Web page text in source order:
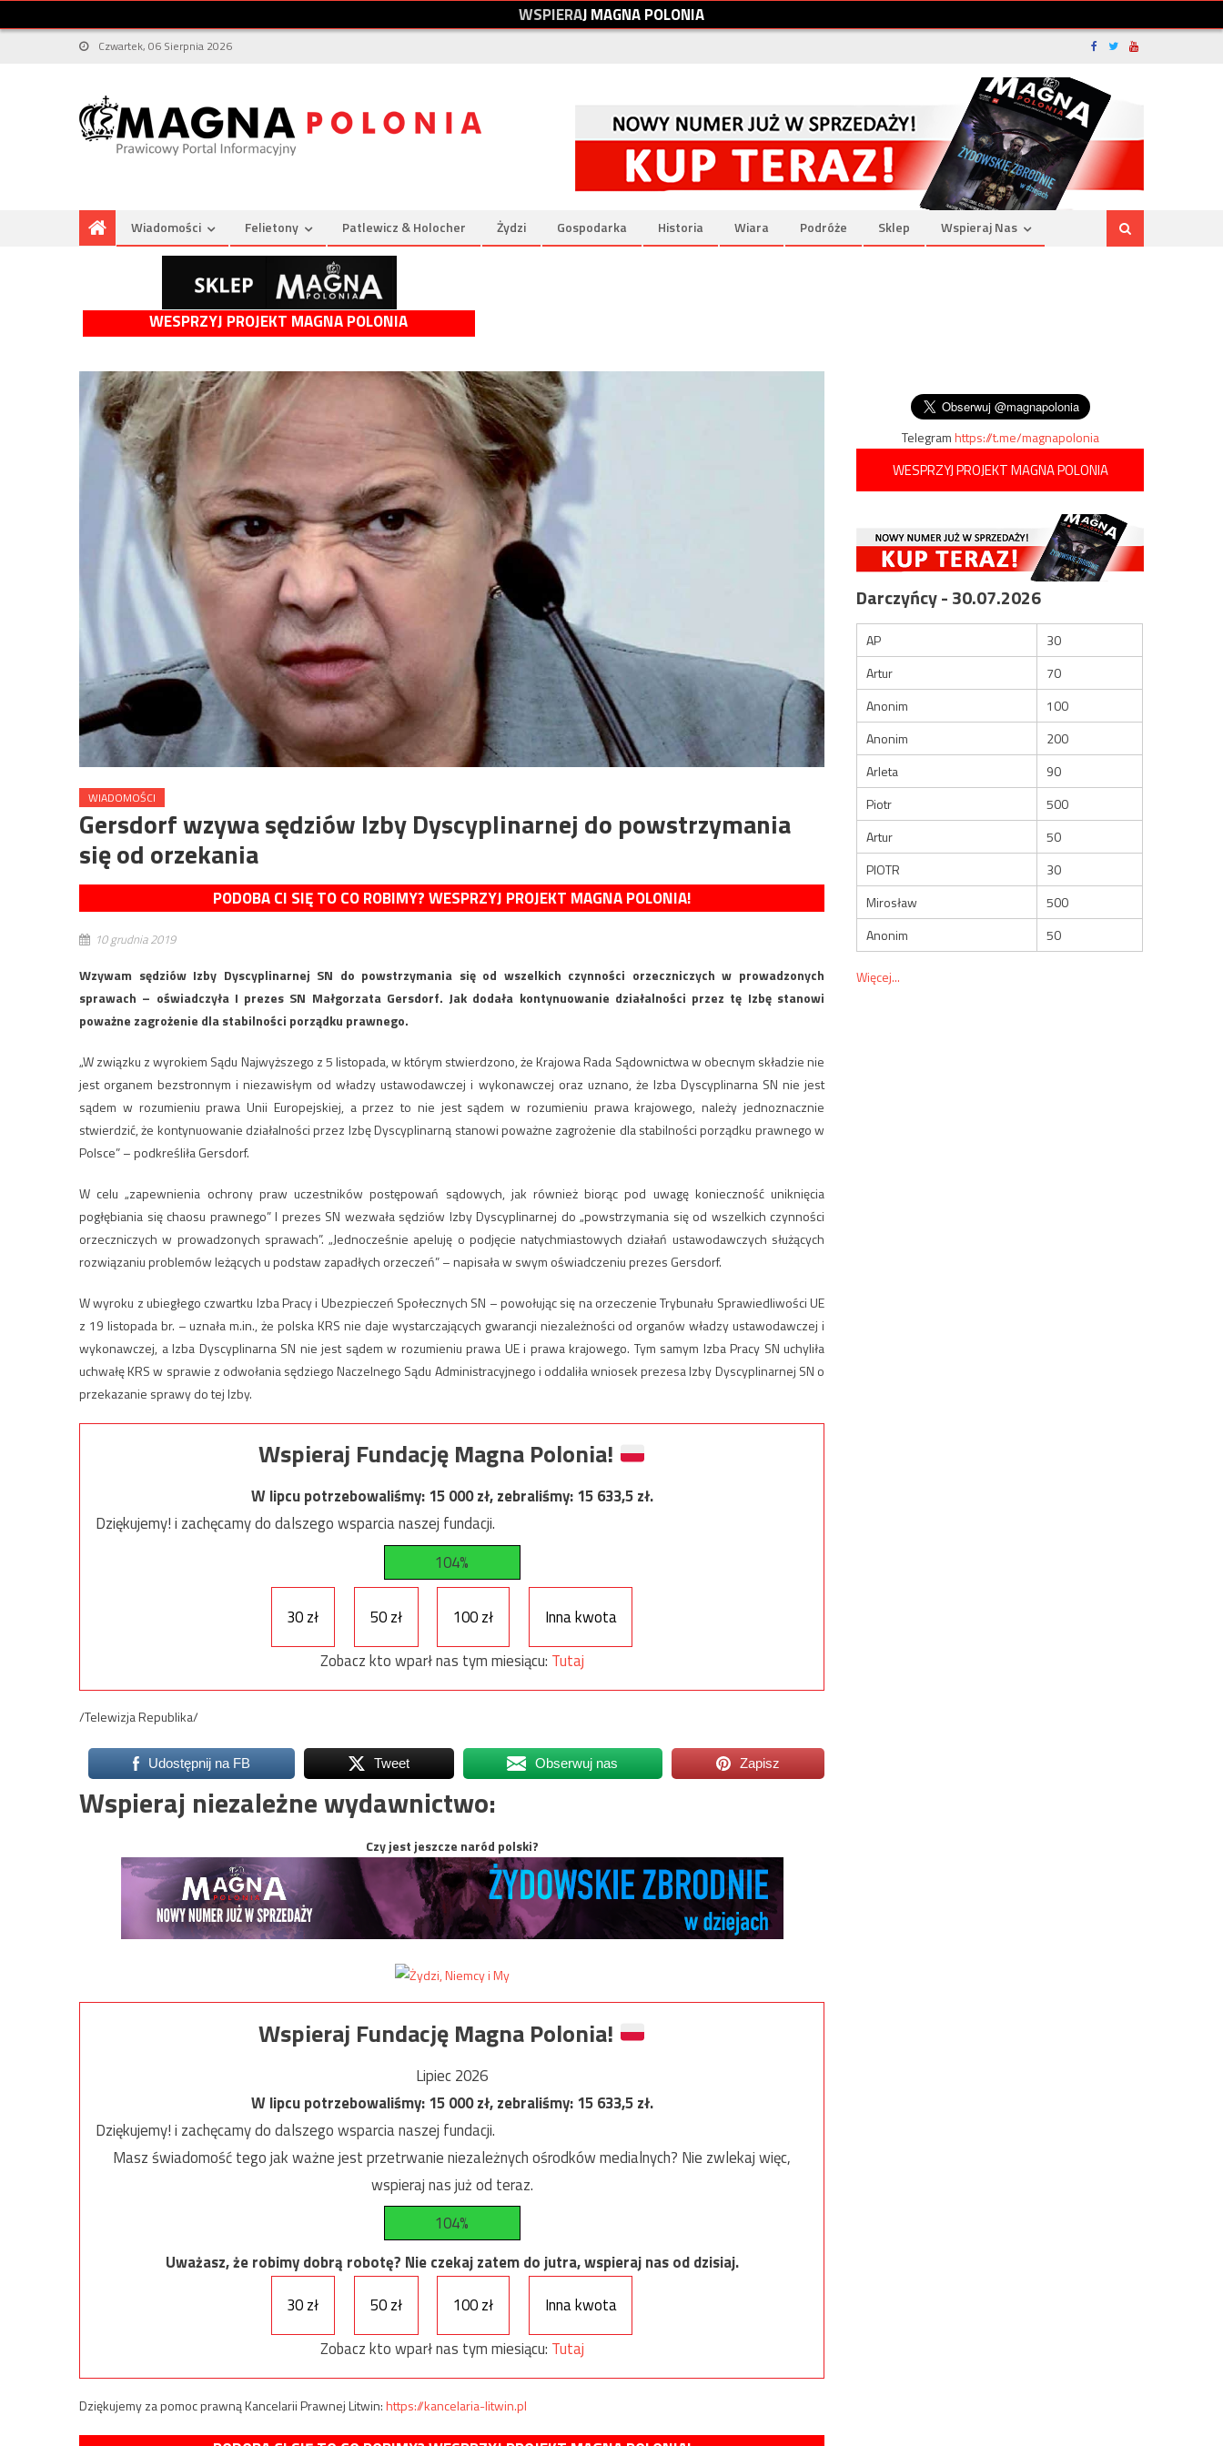
WSPIERAJMAGNAPOLONIA
Czwartek, 06 Sierpnia 2026
Wiadomości Felietony Patlewicz & Holocher Żydzi Gospodarka Historia Wiara Podróże Sklep Wspieraj Nas
WESPRZYJ PROJEKT MAGNA POLONIA
WIADOMOŚCI
Gersdorf wzywa sędziów Izby Dyscyplinarnej do powstrzymania
się od orzekania
PODOBA CI SIĘ TO CO ROBIMY? WESPRZYJ PROJEKT MAGNA POLONIA!
10 grudnia 2019
Wzywam sędziów Izby Dyscyplinarnej SN do powstrzymania się od wszelkich czynności orzeczniczych w prowadzonych
sprawach – oświadczyła I prezes SN Małgorzata Gersdorf. Jak dodała kontynuowanie działalności przez tę Izbę stanowi
poważne zagrożenie dla stabilności porządku prawnego.
„W związku z wyrokiem Sądu Najwyższego z 5 listopada, w którym stwierdzono, że Krajowa Rada Sądownictwa w obecnym składzie nie
jest organem bezstronnym i niezawisłym od władzy ustawodawczej i wykonawczej oraz uznano, że Izba Dyscyplinarna SN nie jest
sądem w rozumieniu prawa Unii Europejskiej, a przez to nie jest sądem w rozumieniu prawa krajowego, należy jednoznacznie
stwierdzić, że kontynuowanie działalności przez Izbę Dyscyplinarną stanowi poważne zagrożenie dla stabilności porządku prawnego w
Polsce” – podkreśliła Gersdorf.
W celu „zapewnienia ochrony praw uczestników postępowań sądowych, jak również biorąc pod uwagę konieczność uniknięcia
pogłębiania się chaosu prawnego” I prezes SN wezwała sędziów Izby Dyscyplinarnej do „powstrzymania się od wszelkich czynności
orzeczniczych w prowadzonych sprawach”. „Jednocześnie apeluję o podjęcie natychmiastowych działań ustawodawczych służących
rozwiązaniu problemów leżących u podstaw zapadłych orzeczeń” – napisała w swym oświadczeniu prezes Gersdorf.
W wyroku z ubiegłego czwartku Izba Pracy i Ubezpieczeń Społecznych SN – powołując się na orzeczenie Trybunału Sprawiedliwości UE
z 19 listopada br. – uznała m.in., że polska KRS nie daje wystarczających gwarancji niezależności od organów władzy ustawodawczej i
wykonawczej, a Izba Dyscyplinarna SN nie jest sądem w rozumieniu prawa UE i prawa krajowego. Tym samym Izba Pracy SN uchyliła
uchwałę KRS w sprawie z odwołania sędziego Naczelnego Sądu Administracyjnego i oddaliła wniosek prezesa Izby Dyscyplinarnej SN o
przekazanie sprawy do tej Izby.
Wspieraj Fundację Magna Polonia!
W lipcu potrzebowaliśmy:15 000zł, zebraliśmy:15 633,5zł.
Dziękujemy! i zachęcamy do dalszego wsparcia naszej fundacji.
104%
30 zł 50 zł 100 zł
Inna kwota
Zobacz kto wparł nas tym miesiącu: Tutaj
/Telewizja Republika/
Udostępnij na FB Tweet Obserwuj nas Zapisz
Wspieraj niezależne wydawnictwo:
Czy jest jeszcze naród polski?
Wspieraj Fundację Magna Polonia!
Lipiec 2026
W lipcu potrzebowaliśmy:15 000zł, zebraliśmy:15 633,5zł.
Dziękujemy! i zachęcamy do dalszego wsparcia naszej fundacji.
Masz świadomość tego jak ważne jest przetrwanie niezależnych ośrodków medialnych? Nie zwlekaj więc,
wspieraj nas już od teraz.
104%
Uważasz, że robimy dobrą robotę? Nie czekaj zatem do jutra, wspieraj nas od dzisiaj.
30 zł
50 zł 100 zł
Inna kwota
Zobacz kto wparł nas tym miesiącu: Tutaj
Dziękujemy za pomoc prawną Kancelarii Prawnej Litwin:https://kancelaria-litwin.pl
Telegramhttps://t.me/magnapolonia
WESPRZYJ PROJEKT MAGNA POLONIA
Darczyńcy - 30.07.2026
AP
30
Artur
70
Anonim
100
Anonim
200
Arleta
90
Piotr
500
Artur
50
PIOTR
30
Mirosław
500
Anonim
50
Więcej...